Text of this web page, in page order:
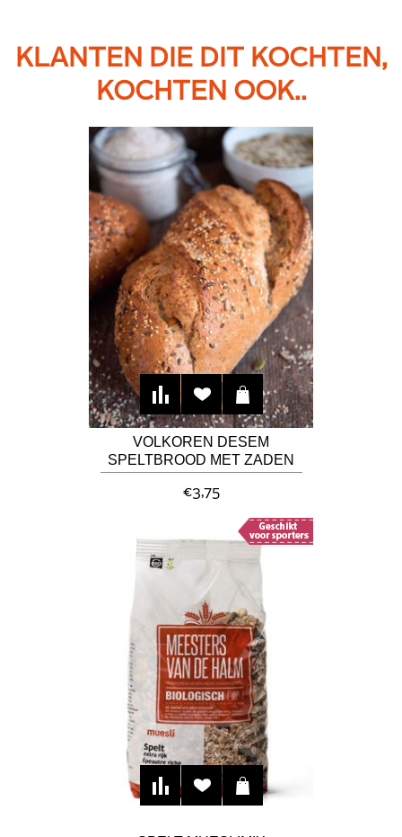
KLANTEN DIE DIT KOCHTEN,
KOCHTEN OOK..
VOLKOREN DESEM
SPELTBROOD MET ZADEN
€3,75